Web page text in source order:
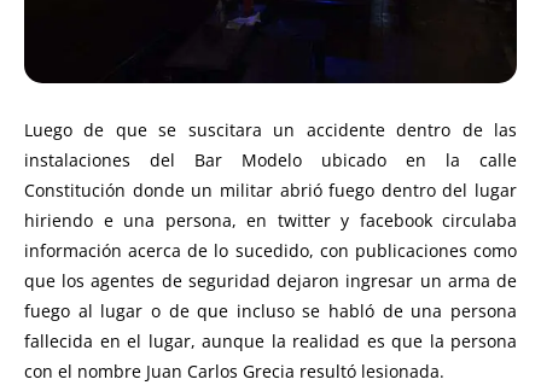
Luego de que se suscitara un accidente dentro de las
instalaciones del Bar Modelo ubicado en la calle
Constitución donde un militar abrió fuego dentro del lugar
hiriendo e una persona, en twitter y facebook circulaba
información acerca de lo sucedido, con publicaciones como
que los agentes de seguridad dejaron ingresar un arma de
fuego al lugar o de que incluso se habló de una persona
fallecida en el lugar, aunque la realidad es que la persona
con el nombre Juan Carlos Grecia resultó lesionada.